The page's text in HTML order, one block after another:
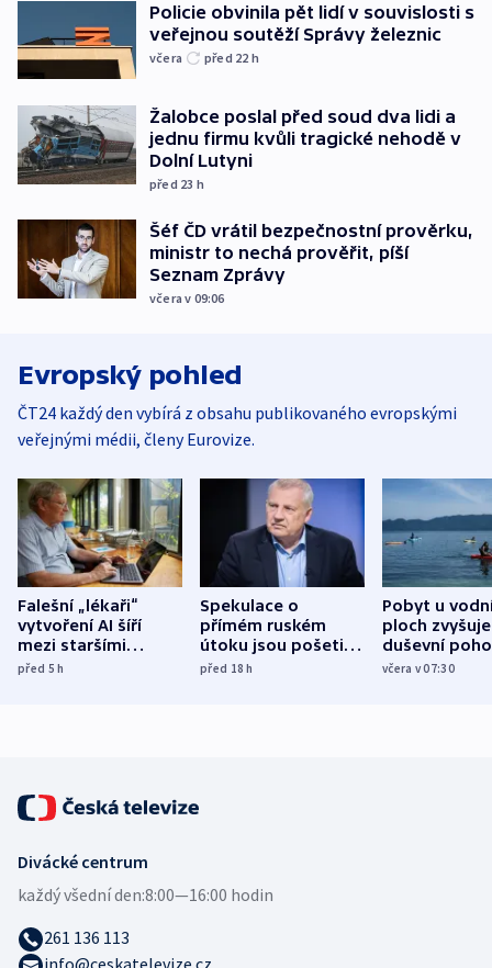
Policie obvinila pět lidí v souvislosti s
veřejnou soutěží Správy železnic
včera před 22 h
Žalobce poslal před soud dva lidi a
jednu firmu kvůli tragické nehodě v
Dolní Lutyni
před 23 h
Šéf ČD vrátil bezpečnostní prověrku,
ministr to nechá prověřit, píší
Seznam Zprávy
včera v 09:06
Evropský pohled
ČT24 každý den vybírá z obsahu publikovaného evropskými
veřejnými médii, členy Eurovize.
Falešní „lékaři“
vytvoření AI šíří
mezi staršími
Poláky nebezpečné
před 5h
Spekulace o
přímém ruském
útoku jsou pošetilé,
míní estonský
před 18h
Pobyt u
ploch zvyšuje
duševní
ukázala
včera v 07:30
Divácké centrum
každý všední den:8:00—16:00 hodin
261 136 113